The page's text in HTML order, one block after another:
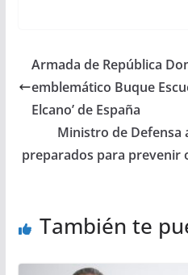
Armada de República
emblemático Buque
Elcano’ de España
Ministro de Defensa
preparados para prevenir
También te